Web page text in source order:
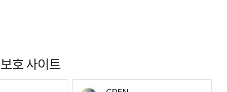
호 사이트